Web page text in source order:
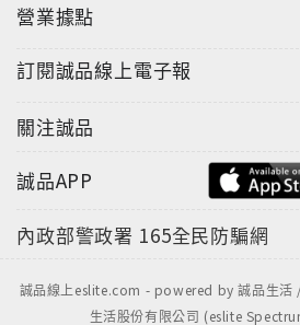
的嫉妒、背叛及不信任爆發成高潮
她；同時，尚恩的過往情史也讓艾
Stine Thanning為電影服裝設計
如同偉大時尚秀場給我們的期待
Petrus Sjövik捕捉到經典巴黎建
獎。
產業的誘惑及暴行如何摧殘年輕天
營業據點
訂閱誠品線上電子報
關注誠品
誠品APP
內政部警政署 165全民防騙網
誠品線上eslite.com - powered by 誠品生活
生活股份有限公司 (eslite